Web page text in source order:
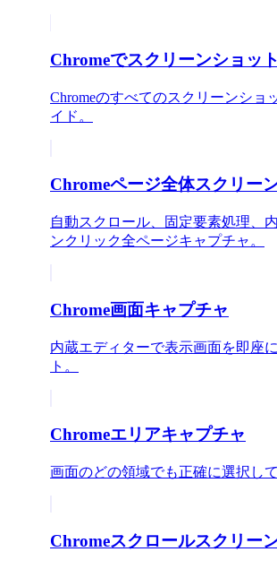
Chromeでスクリーンショッ
Chromeのすべてのスクリーンショ
イド。
Chromeページ全体スクリー
自動スクロール、固定要素処理、
ンクリック全ページキャプチャ。
Chrome画面キャプチャ
内蔵エディターで表示画面を即座
ト。
Chromeエリアキャプチャ
画面のどの領域でも正確に選択し
Chromeスクロールスクリー